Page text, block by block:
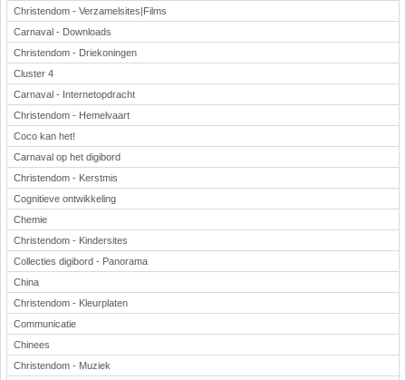
Christendom - Verzamelsites|Films
Carnaval - Downloads
Christendom - Driekoningen
Cluster 4
Carnaval - Internetopdracht
Christendom - Hemelvaart
Coco kan het!
Carnaval op het digibord
Christendom - Kerstmis
Cognitieve ontwikkeling
Chemie
Christendom - Kindersites
Collecties digibord - Panorama
China
Christendom - Kleurplaten
Communicatie
Chinees
Christendom - Muziek